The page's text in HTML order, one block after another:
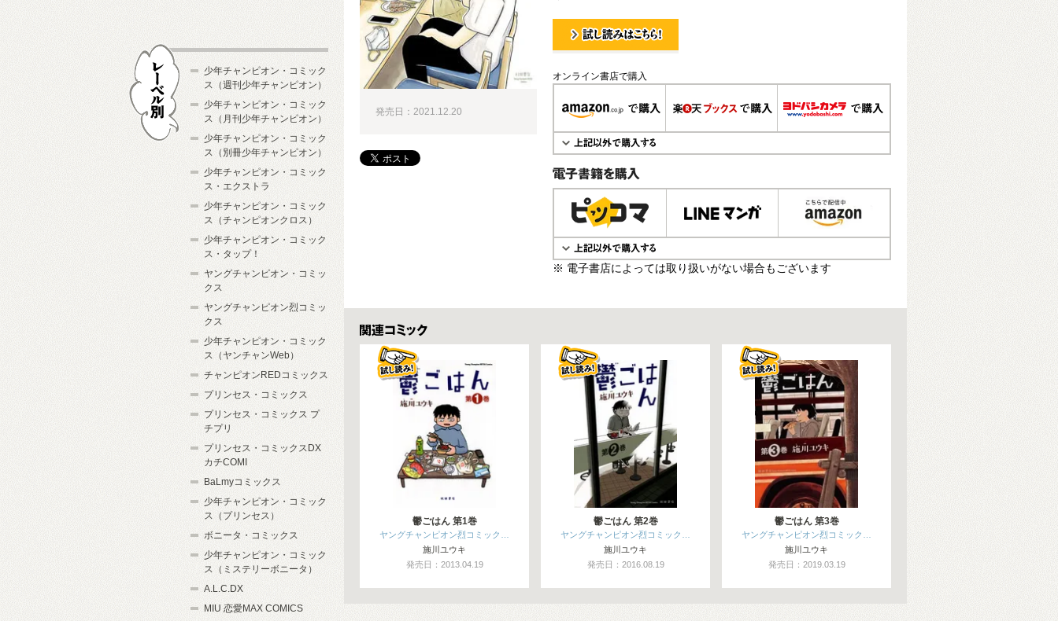
オンライン書店で購入
電子書籍で購入
※ 電子書店によっては取り扱いがない場合もございます
発売日：2021.12.20
関連コミックス
鬱ごはん 第1巻
ヤングチャンピオン烈コミック…
施川ユウキ
発売日：2013.04.19
鬱ごはん 第2巻
ヤングチャンピオン烈コミック…
施川ユウキ
発売日：2016.08.19
鬱ごはん 第3巻
ヤングチャンピオン烈コミック…
施川ユウキ
発売日：2019.03.19
少年チャンピオン・コミック
ス（週刊少年チャンピオン）
少年チャンピオン・コミック
ス（月刊少年チャンピオン）
少年チャンピオン・コミック
ス（別冊少年チャンピオン）
少年チャンピオン・コミック
ス・エクストラ
少年チャンピオン・コミック
ス（チャンピオンクロス）
少年チャンピオン・コミック
ス・タップ！
ヤングチャンピオン・コミッ
クス
ヤングチャンピオン烈コミッ
クス
少年チャンピオン・コミック
ス（ヤンチャンWeb）
チャンピオンREDコミックス
プリンセス・コミックス
プリンセス・コミックス プ
チプリ
プリンセス・コミックスDX
カチCOMI
BaLmyコミックス
少年チャンピオン・コミック
ス（プリンセス）
ボニータ・コミックス
少年チャンピオン・コミック
ス（ミステリーボニータ）
A.L.C.DX
MIU 恋愛MAX COMICS